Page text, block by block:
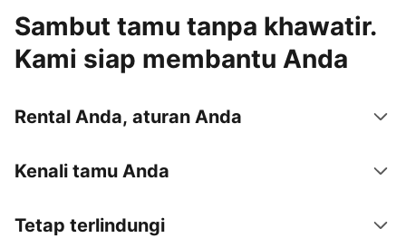
Sambut tamu tanpa khawatir.
Kami siap membantu Anda
Rental Anda, aturan Anda
Kenali tamu Anda
Tetap terlindungi